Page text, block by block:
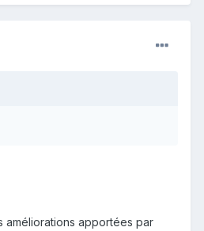
améliorations apportées par